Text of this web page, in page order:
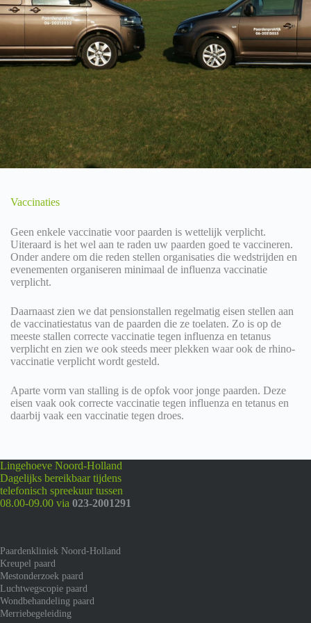
Vaccinaties
Geen enkele vaccinatie voor paarden is wettelijk verplicht.
Uiteraard is het wel aan te raden uw paarden goed te vaccineren.
Onder andere om die reden stellen organisaties die wedstrijden en
evenementen organiseren minimaal de influenza vaccinatie
verplicht.
Daarnaast zien we dat pensionstallen regelmatig eisen stellen aan
de vaccinatiestatus van de paarden die ze toelaten. Zo is op de
meeste stallen correcte vaccinatie tegen influenza en tetanus
verplicht en zien we ook steeds meer plekken waar ook de rhino-
vaccinatie verplicht wordt gesteld.
Aparte vorm van stalling is de opfok voor jonge paarden. Deze
eisen vaak ook correcte vaccinatie tegen influenza en tetanus en
daarbij vaak een vaccinatie tegen droes.
Lingehoeve Noord-Holland
Dagelijks bereikbaar tijdens
telefonisch spreekuur tussen
08.00-09.00 via 023-2001291
Paardenkliniek Noord-Holland
Kreupel paard
Mestonderzoek paard
Luchtwegscopie paard
Wondbehandeling paard
Merriebegeleiding